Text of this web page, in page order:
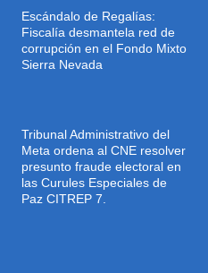
Escándalo de Regalías:
Fiscalía desmantela red de
corrupción en el Fondo Mixto
Sierra Nevada
Tribunal Administrativo del
Meta ordena al CNE resolver
presunto fraude electoral en
las Curules Especiales de
Paz CITREP 7.